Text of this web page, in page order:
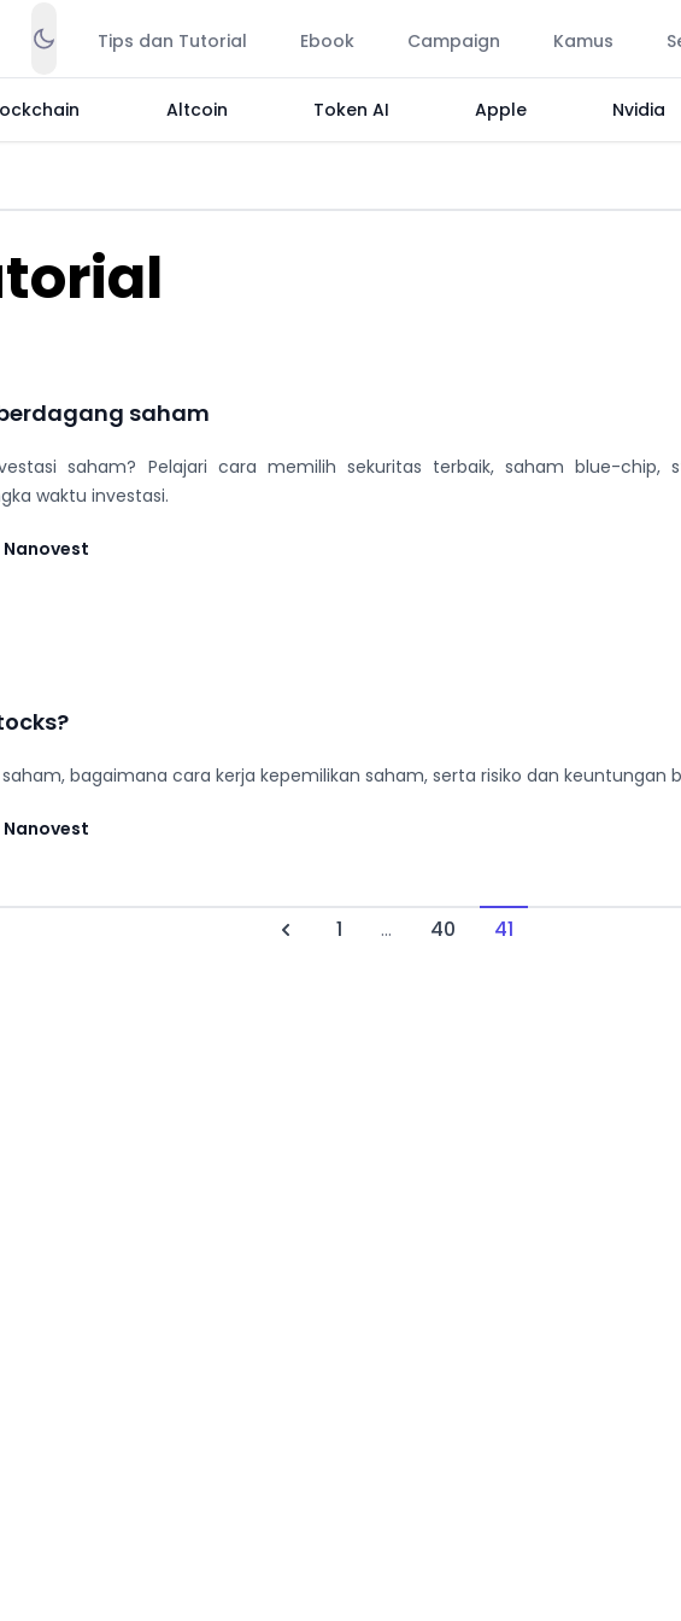
Tips dan Tutorial Ebook Campaign Kamus
Altcoin Token AI Apple Nvidia
saham
saham? Pelajari cara memilih sekuritas terbaik, saham blue-chip,
waktu investasi.
bagaimana cara kerja kepemilikan saham, serta risiko dan keuntungan
Previous1 ... 40 41